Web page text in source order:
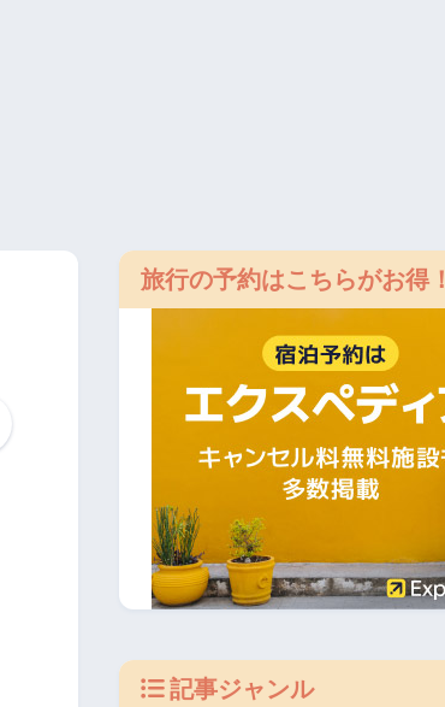
旅行の予約はこちらがお得！
記事ジャンル